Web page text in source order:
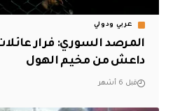
عربي ودولي
المرصد السوري: فرار
داعش من مخيم الهول
قبل 6 أشهر